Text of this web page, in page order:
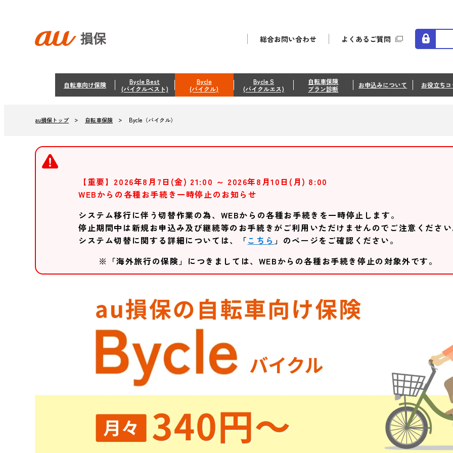
総合お問い合わせ よくあるご質問
自転車向け保険
Bycle Best
(バイクルベスト)
Bycle
(バイクル)
Bycle S
(バイクルエス)
自転車保険
プラン診断
お申込みについて お役立ち
au損保トップ 自転車保険 Bycle（バイクル）
【重要】2026年8月7日(金) 21:00 ～ 2026年8月10日(月) 8:00
WEBからの各種お手続き一時停止のお知らせ
システム移行に伴う切替作業の為、WEBからの各種お手続きを一時停止します。
停止期間中は新規お申込み及び継続等のお手続きがご利用いただけませんのでご注意くださ
システム切替に関する詳細については、「こちら 」のページをご確認ください。
※「海外旅行の保険」につきましては、WEBからの各種お手続き停止の対象外です。